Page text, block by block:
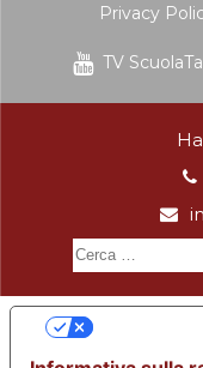
Privacy
TV
Le tue